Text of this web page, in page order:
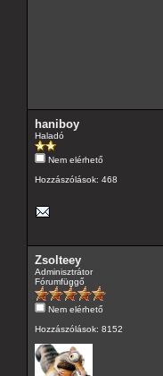
haniboy
Haladó
Nem elérhető
Hozzászólások: 468
Zsolteey
Adminisztrátor
Fórumfüggő
Nem elérhető
Hozzászólások: 8152